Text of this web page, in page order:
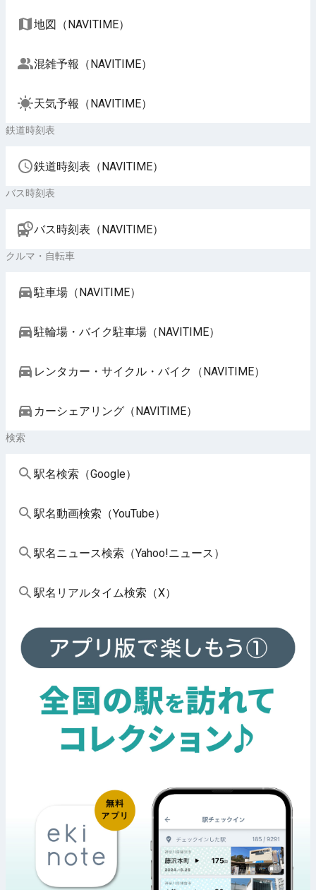
地図（NAVITIME）
混雑予報（NAVITIME）
天気予報（NAVITIME）
鉄道時刻表
鉄道時刻表（NAVITIME）
バス時刻表
バス時刻表（NAVITIME）
クルマ・自転車
駐車場（NAVITIME）
駐輪場・バイク駐車場（NAVITIME）
レンタカー・サイクル・バイク（NAVITIME）
カーシェアリング（NAVITIME）
検索
駅名検索（Google）
駅名動画検索（YouTube）
駅名ニュース検索（Yahoo!ニュース）
駅名リアルタイム検索（X）